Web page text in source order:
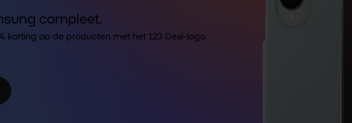
compleet.
korting op de producten met het 123 Deal-logo.